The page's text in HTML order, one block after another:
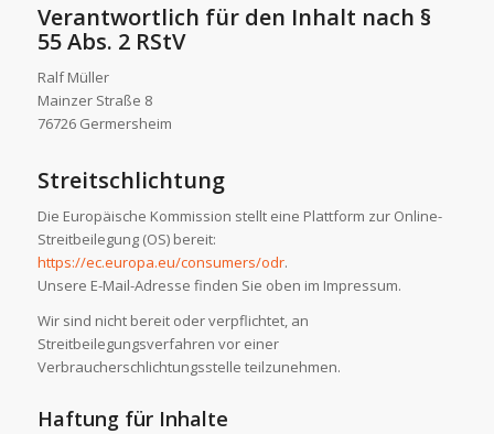
Verantwortlich für den Inhalt nach §
55 Abs. 2 RStV
Ralf Müller
Mainzer Straße 8
76726 Germersheim
Streitschlichtung
Die Europäische Kommission stellt eine Plattform zur Online-
Streitbeilegung (OS) bereit:
https://ec.europa.eu/consumers/odr.
Unsere E-Mail-Adresse finden Sie oben im Impressum.
Wir sind nicht bereit oder verpflichtet, an
Streitbeilegungsverfahren vor einer
Verbraucherschlichtungsstelle teilzunehmen.
Haftung für Inhalte